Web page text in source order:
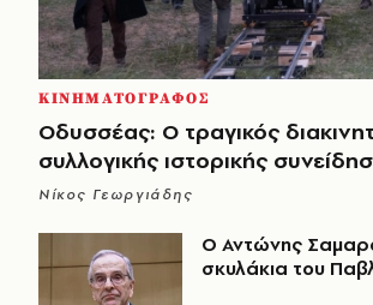
ΚΙΝΗΜΑΤΟΓΡΑΦΟΣ
Οδυσσέας: Ο τραγικός
συλλογικής ιστορικής
Νίκος Γεωργιάδης
Ο Αντώνης
σκυλάκια του